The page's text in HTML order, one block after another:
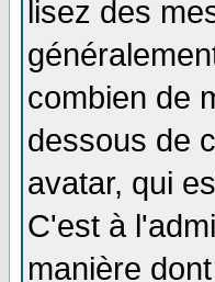
lisez des
combien de
dessous de
avatar, qui
C'est à
manière